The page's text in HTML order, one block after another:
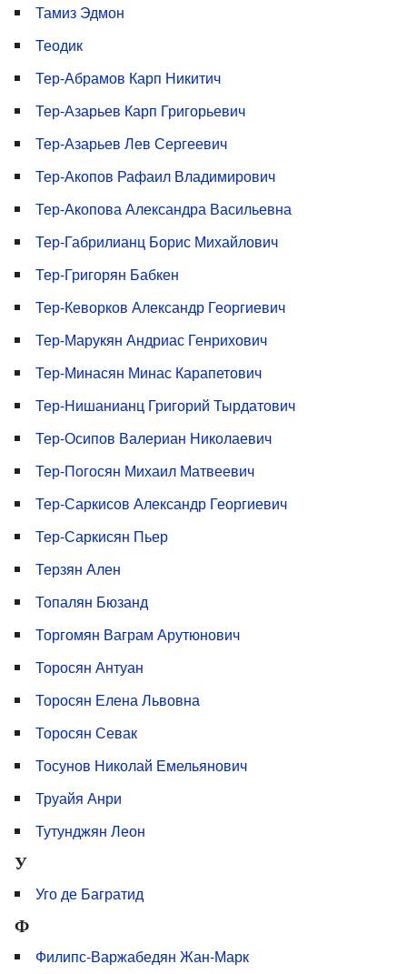
Тамиз Эдмон
Теодик
Тер-Абрамов Карп Никитич
Тер-Азарьев Карп Григорьевич
Тер-Азарьев Лев Сергеевич
Тер-Акопов Рафаил Владимирович
Тер-Акопова Александра Васильевна
Тер-Габрилианц Борис Михайлович
Тер-Григорян Бабкен
Тер-Кеворков Александр Георгиевич
Тер-Марукян Андриас Генрихович
Тер-Минасян Минас Карапетович
Тер-Нишанианц Григорий Тырдатович
Тер-Осипов Валериан Николаевич
Тер-Погосян Михаил Матвеевич
Тер-Саркисов Александр Георгиевич
Тер-Саркисян Пьер
Терзян Ален
Топалян Бюзанд
Торгомян Ваграм Арутюнович
Торосян Антуан
Торосян Елена Львовна
Торосян Севак
Тосунов Николай Емельянович
Труайя Анри
Тутунджян Леон
У
Уго де Багратид
Ф
Филипс-Варжабедян Жан-Марк